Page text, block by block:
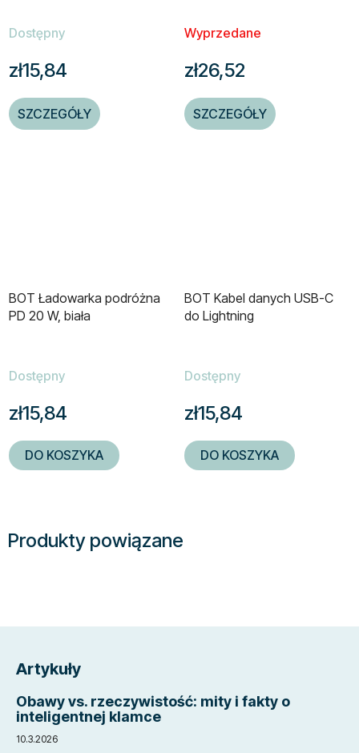
Produkty powiązane
Dostępny
zł15,84
SZCZEGÓŁY
Wyprzedane
zł26,52
SZCZEGÓŁY
BOT Ładowarka podróżna
PD 20 W, biała
Dostępny
zł15,84
DO KOSZYKA
BOT Kabel danych USB-C
do Lightning
Dostępny
zł15,84
DO KOSZYKA
Artykuły
Obawy vs. rzeczywistość: mity i fakty o
inteligentnej klamce
10.3.2026